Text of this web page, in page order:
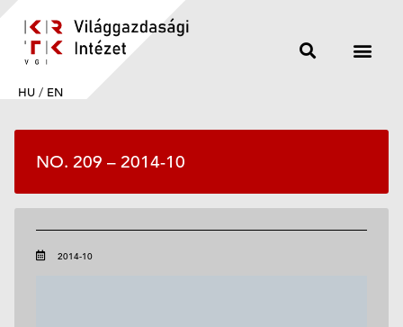
HU / EN
NO. 209 – 2014-10
2014-10